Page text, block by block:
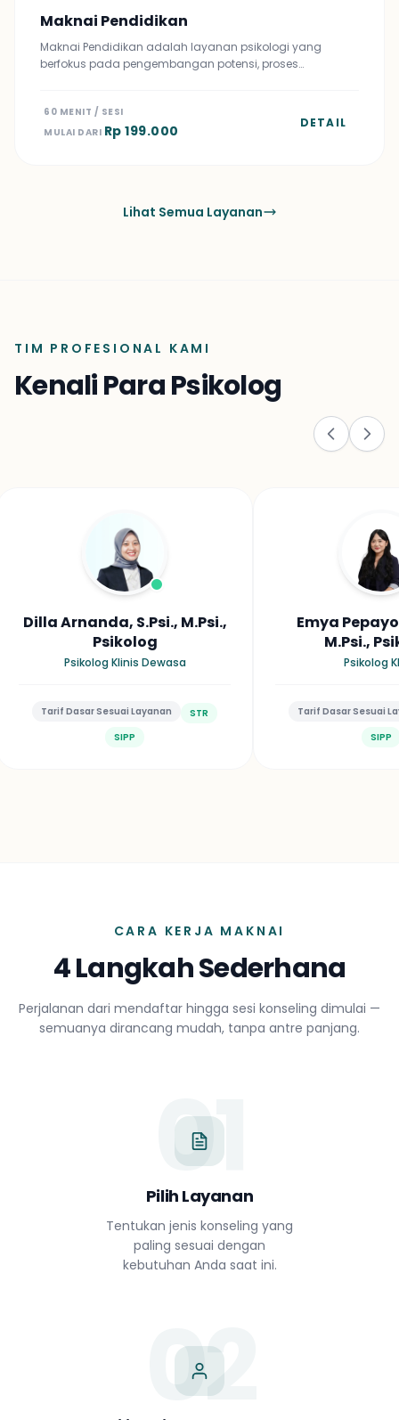
Maknai Pendidikan
Maknai Pendidikan adalah layanan psikologi yang
berfokus pada pengembangan potensi, proses…
60 MENIT / SESI
MULAI DARI Rp 199.000 DETAIL
Lihat Semua Layanan
TIM PROFESIONAL KAMI
Kenali Para Psikolog
Emya Pepayosa, S.Psi.,
M.Psi., Psikolog
Psikolog Klinis
Tarif Dasar Sesuai Layanan
STR
SIPP
Widwi
M.Psi.,
Psikolog Klinis
Tarif Dasar Sesuai
SIPP
CARA KERJA MAKNAI
4 Langkah Sederhana
Perjalanan dari mendaftar hingga sesi konseling dimulai —
semuanya dirancang mudah, tanpa antre panjang.
01
Pilih Layanan
Tentukan jenis konseling yang
paling sesuai dengan
kebutuhan Anda saat ini.
02